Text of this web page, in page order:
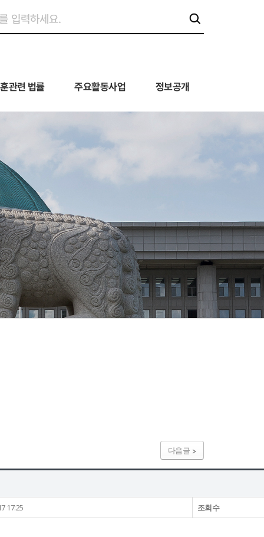
관련 법률 주요활동사업 정보공개
다음글
17:25 조회수